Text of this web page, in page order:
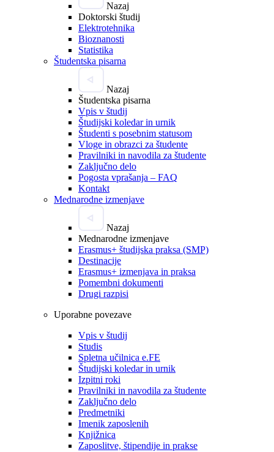
Nazaj
Doktorski študij
Elektrotehnika
Bioznanosti
Statistika
Študentska pisarna
Nazaj
Študentska pisarna
Vpis v študij
Študijski koledar in urnik
Študenti s posebnim statusom
Vloge in obrazci za študente
Pravilniki in navodila za študente
Zaključno delo
Pogosta vprašanja – FAQ
Kontakt
Mednarodne izmenjave
Nazaj
Mednarodne izmenjave
Erasmus+ študijska praksa (SMP)
Destinacije
Erasmus+ izmenjava in praksa
Pomembni dokumenti
Drugi razpisi
Uporabne povezave
Vpis v študij
Studis
Spletna učilnica e.FE
Študijski koledar in urnik
Izpitni roki
Pravilniki in navodila za študente
Zaključno delo
Predmetniki
Imenik zaposlenih
Knjižnica
Zaposlitve, štipendije in prakse